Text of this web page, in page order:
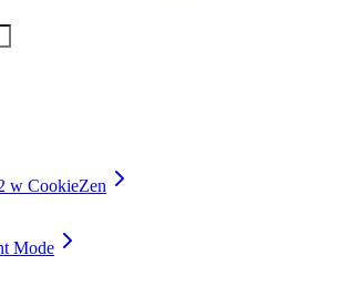
w CookieZen
Mode